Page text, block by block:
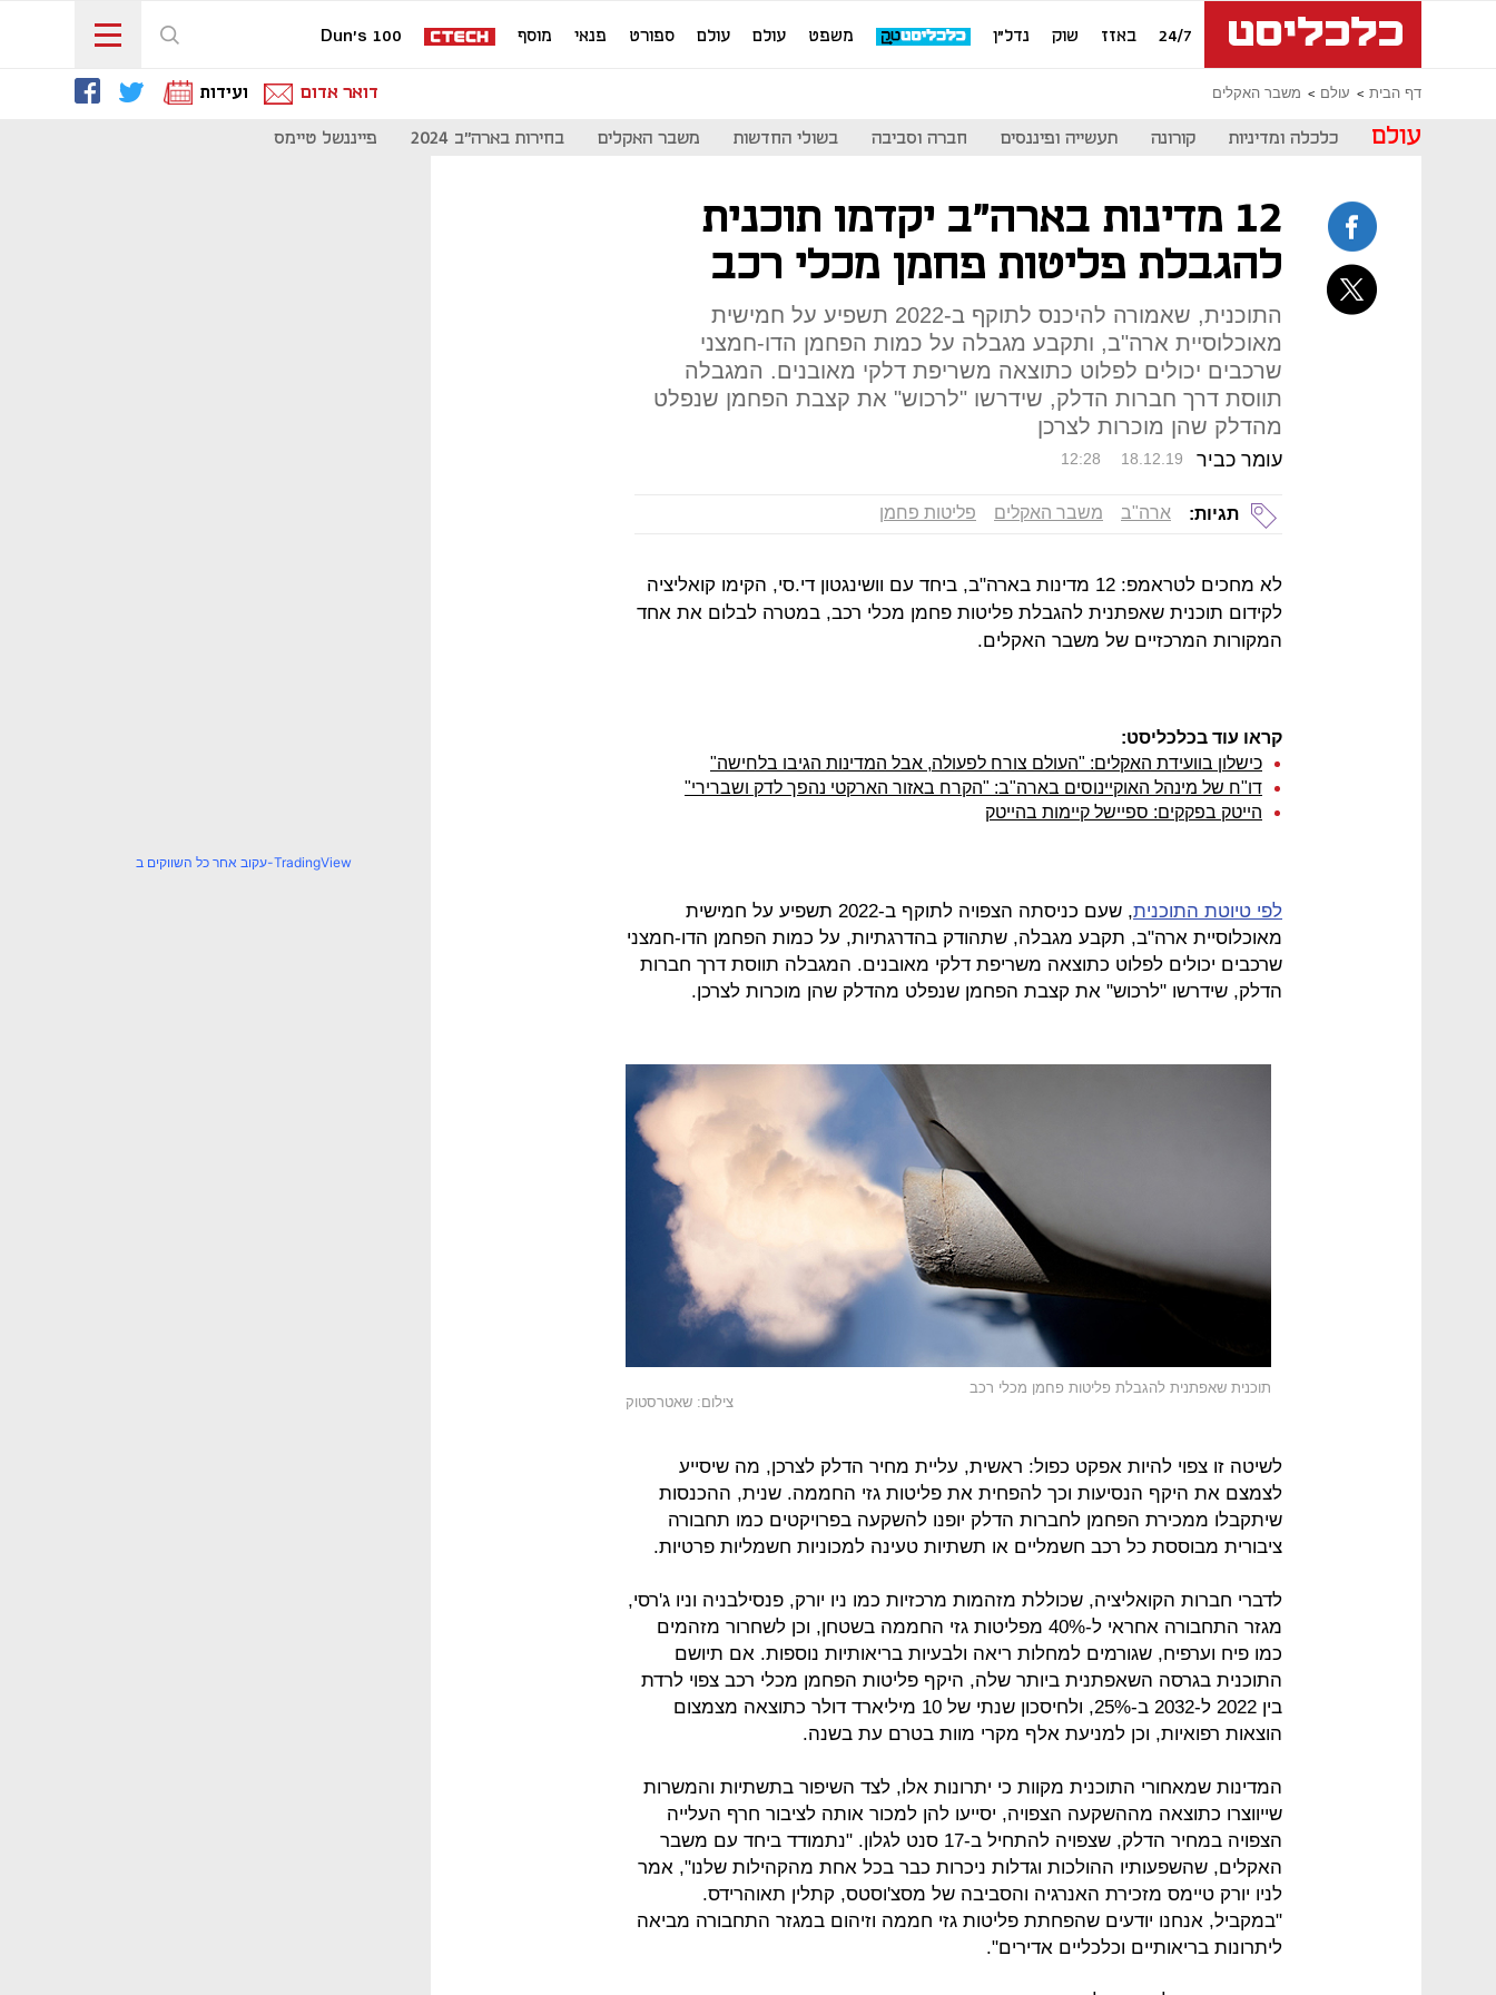
24/7 באזז שוק נדל"ן משפט עולם עולם ספורט פנאי מוסף Dun's 100
דף הבית עולם משבר האקלים דואר אדום ועידות
עולם כלכלה ומדיניות קורונה תעשייה ופיננסים חברה וסביבה בשולי החדשות משבר האקלים בחירות בארה"ב 2024 פייננשל טיימס
12 מדינות בארה"ב יקדמו תוכנית
להגבלת פליטות פחמן מכלי רכב
התוכנית, שאמורה להיכנס לתוקף ב-2022 תשפיע על חמישית
מאוכלוסיית ארה"ב, ותקבע מגבלה על כמות הפחמן הדו-חמצני
שרכבים יכולים לפלוט כתוצאה משריפת דלקי מאובנים. המגבלה
תווסת דרך חברות הדלק, שידרשו "לרכוש" את קצבת הפחמן שנפלט
מהדלק שהן מוכרות לצרכן
עומר כביר 12:28 18.12.19
תגיות: ארה"ב משבר האקלים פליטות פחמן
לא מחכים לטראמפ: 12 מדינות בארה"ב, ביחד עם וושינגטון די.סי, הקימו קואליציה
לקידום תוכנית שאפתנית להגבלת פליטות פחמן מכלי רכב, במטרה לבלום את אחד
המקורות המרכזיים של משבר האקלים.
קראו עוד בכלכליסט:
כישלון בוועידת האקלים: "העולם צורח לפעולה, אבל המדינות הגיבו בלחישה"
דו"ח של מינהל האוקיינוסים בארה"ב: "הקרח באזור הארקטי נהפך לדק ושברירי"
הייטק בפקקים: ספיישל קיימות בהייטק
לפי טיוטת התוכנית
, שעם כניסתה הצפויה לתוקף ב-2022 תשפיע על חמישית
מאוכלוסיית ארה"ב, תקבע מגבלה, שתהודק בהדרגתיות, על כמות הפחמן הדו-חמצני
שרכבים יכולים לפלוט כתוצאה משריפת דלקי מאובנים. המגבלה תווסת דרך חברות
הדלק, שידרשו "לרכוש" את קצבת הפחמן שנפלט מהדלק שהן מוכרות לצרכן.
תוכנית שאפתנית להגבלת פליטות פחמן מכלי רכב
צילום: שאטרסטוק
לשיטה זו צפוי להיות אפקט כפול: ראשית, עליית מחיר הדלק לצרכן, מה שיסייע
לצמצם את היקף הנסיעות וכך להפחית את פליטות גזי החממה. שנית, ההכנסות
שיתקבלו ממכירת הפחמן לחברות הדלק יופנו להשקעה בפרויקטים כמו תחבורה
ציבורית מבוססת כל רכב חשמליים או תשתיות טעינה למכוניות חשמליות פרטיות.
לדברי חברות הקואליציה, שכוללת מזהמות מרכזיות כמו ניו יורק, פנסילבניה וניו ג'רסי,
מגזר התחבורה אחראי ל-40% מפליטות גזי החממה בשטחן, וכן לשחרור מזהמים
כמו פיח וערפיח, שגורמים למחלות ריאה ולבעיות בריאותיות נוספות. אם תיושם
התוכנית בגרסה השאפתנית ביותר שלה, היקף פליטות הפחמן מכלי רכב צפוי לרדת
בין 2022 ל-2032 ב-25%, ולחיסכון שנתי של 10 מיליארד דולר כתוצאה מצמצום
הוצאות רפואיות, וכן למניעת אלף מקרי מוות בטרם עת בשנה.
המדינות שמאחורי התוכנית מקוות כי יתרונות אלו, לצד השיפור בתשתיות והמשרות
שייווצרו כתוצאה מההשקעה הצפויה, יסייעו להן למכור אותה לציבור חרף העלייה
הצפויה במחיר הדלק, שצפויה להתחיל ב-17 סנט לגלון. "נתמודד ביחד עם משבר
האקלים, שהשפעותיו ההולכות וגדלות ניכרות כבר בכל אחת מהקהילות שלנו", אמר
לניו יורק טיימס מזכירת האנרגיה והסביבה של מסצ'וסטס, קתלין תאוהרידס.
"במקביל, אנחנו יודעים שהפחתת פליטות גזי חממה וזיהום במגזר התחבורה מביאה
ליתרונות בריאותיים וכלכליים אדירים".
עקוב אחר כל השווקים ב-TradingView